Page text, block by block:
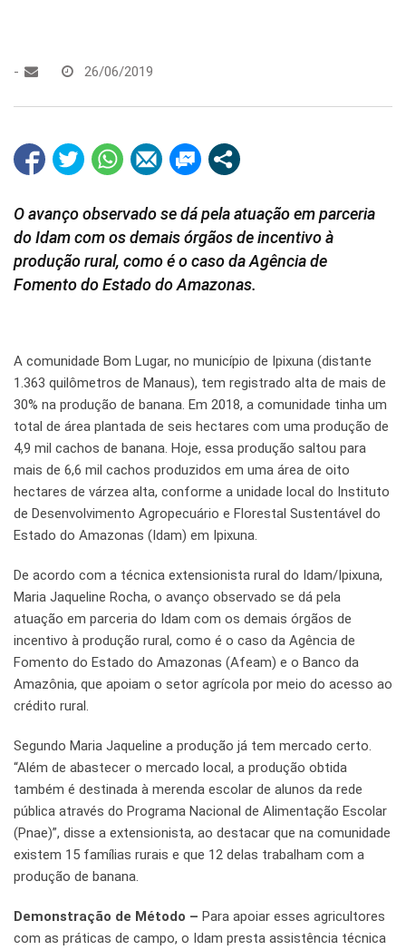
- 26/06/2019
O avanço observado se dá pela atuação em parceria
do Idam com os demais órgãos de incentivo à
produção rural, como é o caso da Agência de
Fomento do Estado do Amazonas.
A comunidade Bom Lugar, no município de Ipixuna (distante
1.363 quilômetros de Manaus), tem registrado alta de mais de
30% na produção de banana. Em 2018, a comunidade tinha um
total de área plantada de seis hectares com uma produção de
4,9 mil cachos de banana. Hoje, essa produção saltou para
mais de 6,6 mil cachos produzidos em uma área de oito
hectares de várzea alta, conforme a unidade local do Instituto
de Desenvolvimento Agropecuário e Florestal Sustentável do
Estado do Amazonas (Idam) em Ipixuna.
De acordo com a técnica extensionista rural do Idam/Ipixuna,
Maria Jaqueline Rocha, o avanço observado se dá pela
atuação em parceria do Idam com os demais órgãos de
incentivo à produção rural, como é o caso da Agência de
Fomento do Estado do Amazonas (Afeam) e o Banco da
Amazônia, que apoiam o setor agrícola por meio do acesso ao
crédito rural.
Segundo Maria Jaqueline a produção já tem mercado certo.
“Além de abastecer o mercado local, a produção obtida
também é destinada à merenda escolar de alunos da rede
pública através do Programa Nacional de Alimentação Escolar
(Pnae)”, disse a extensionista, ao destacar que na comunidade
existem 15 famílias rurais e que 12 delas trabalham com a
produção de banana.
Demonstração de Método – Para apoiar esses agricultores
com as práticas de campo, o Idam presta assistência técnica